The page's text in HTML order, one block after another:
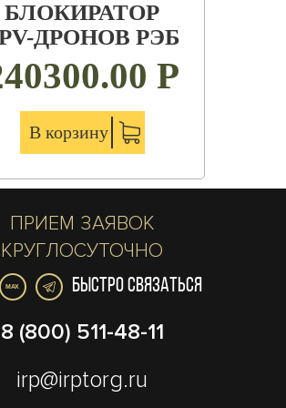
БЛОКИРАТОР
ДРОНОВ РЭБ
Р
В корзину
ПРИЕМ ЗАЯВОК
КРУГЛОСУТОЧНО
MAX БЫСТРО СВЯЗАТЬСЯ
8 (800) 511-48-11
irp@irptorg.ru